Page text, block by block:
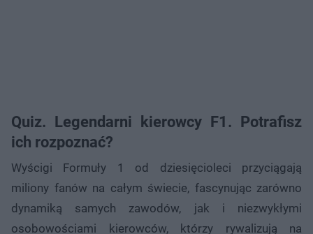
Quiz. Legendarni kierowcy F1. Potrafisz
ich rozpoznać?
Wyścigi Formuły 1 od dziesięcioleci przyciągają
miliony fanów na całym świecie, fascynując zarówno
dynamiką samych zawodów, jak i niezwykłymi
osobowościami kierowców, którzy rywalizują na